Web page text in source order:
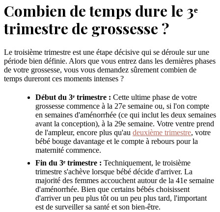
Combien de temps dure le 3ᵉ
trimestre de grossesse ?
Le troisième trimestre est une étape décisive qui se déroule sur une
période bien définie. Alors que vous entrez dans les dernières phases
de votre grossesse, vous vous demandez sûrement combien de
temps dureront ces moments intenses ?
Début du 3ᵉ trimestre : Cette ultime phase de votre
grossesse commence à la 27e semaine ou, si l'on compte
en semaines d'aménorrhée (ce qui inclut les deux semaines
avant la conception), à la 29e semaine. Votre ventre prend
de l'ampleur, encore plus qu'au deuxième trimestre, votre
bébé bouge davantage et le compte à rebours pour la
maternité commence.
Fin du 3ᵉ trimestre : Techniquement, le troisième
trimestre s'achève lorsque bébé décide d'arriver. La
majorité des femmes accouchent autour de la 41e semaine
d'aménorrhée. Bien que certains bébés choisissent
d'arriver un peu plus tôt ou un peu plus tard, l'important
est de surveiller sa santé et son bien-être.